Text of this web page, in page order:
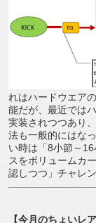
れはハードウエア
能だが、最近では
実装されつつあり
法も一般的にはな
い時は「8小節～
スをボリュームカ
認しつつ」チャレ
【今月のちょいレ